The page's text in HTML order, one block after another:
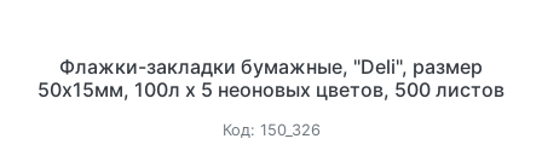
Флажки-закладки бумажные, "Deli", размер
50х15мм, 100л х 5 неоновых цветов, 500 листов
Код: 150_326